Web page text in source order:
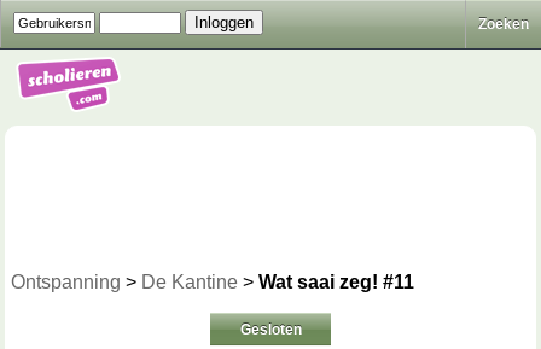
Zoeken
Ontspanning > De Kantine > Wat saai zeg! #11
Gesloten